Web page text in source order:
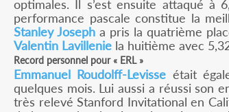
optimales. Il s’est ensuite attaqué à
performance pascale constitue la
Stanley Joseph a pris la quatrième
Valentin Lavillenie la huitième avec
Record personnel pour « ERL »
Emmanuel Roudolff-Levisse était
quelques mois. Lui aussi a réussi son
très relevé Stanford Invitational en